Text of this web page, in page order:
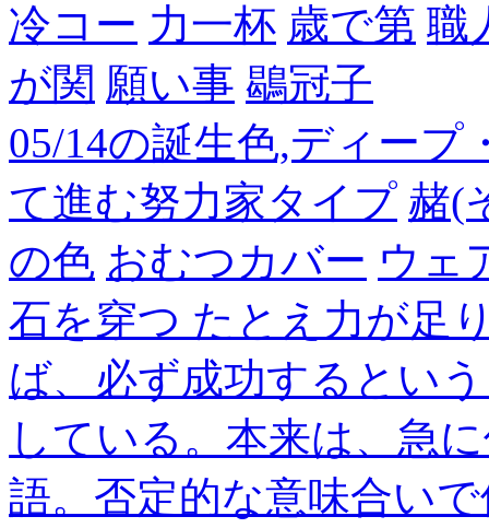
冷コー 力一杯 歳で第 職
が関 願い事 鶡冠子
05/14の誕生色,ディー
て進む努力家タイプ 赭(
の色 おむつカバー ウェ
石を穿つ たとえ力が足
ば、必ず成功するとい
している。本来は、急
語。否定的な意味合い